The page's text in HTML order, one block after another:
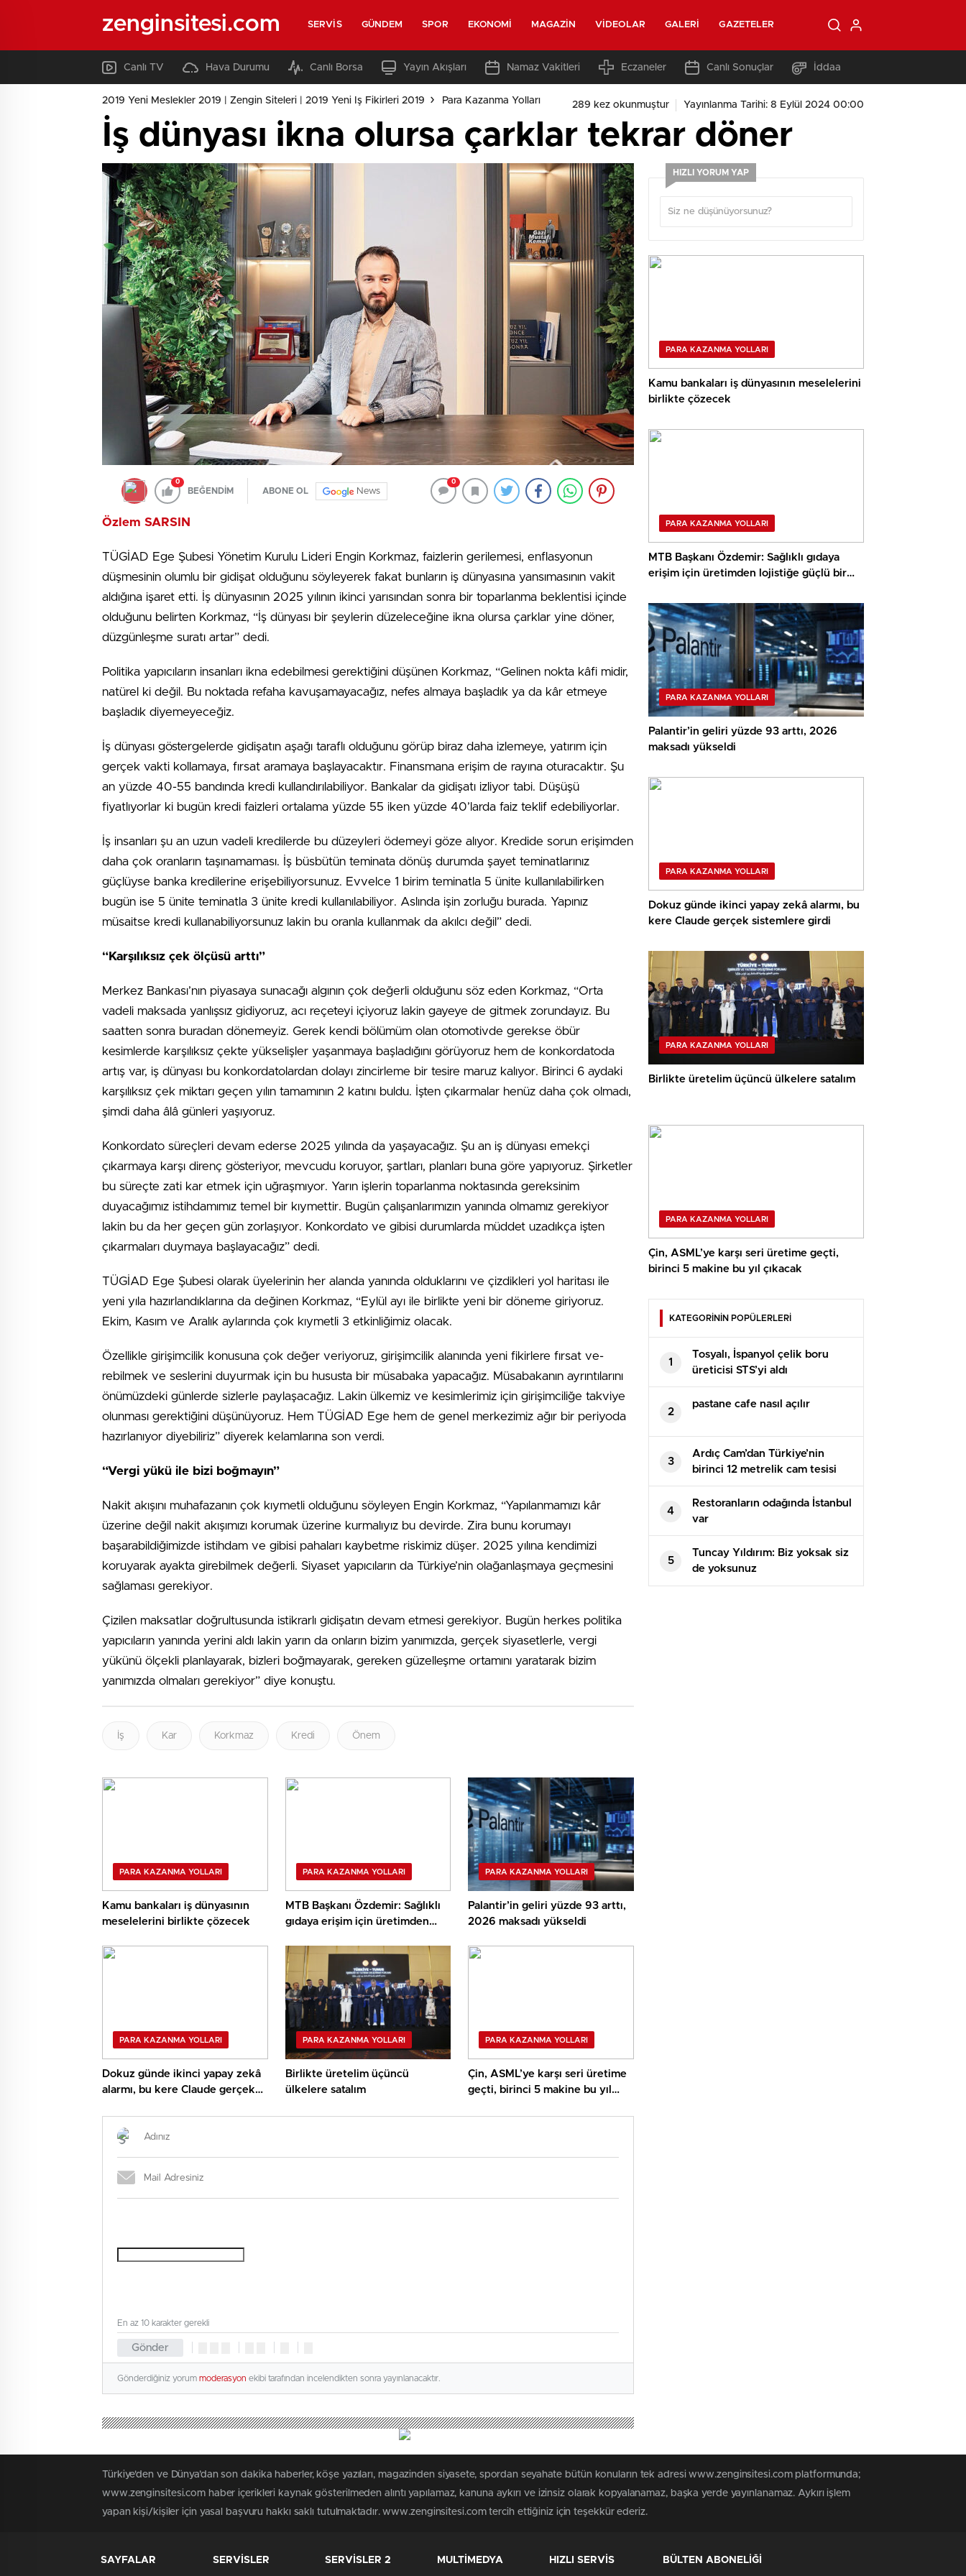
zenginsitesi.com SERVIS GÜNDEM SPOR EKONOMI MAGAZIN VIDEOLAR GALERI GAZETELER
Canlı TV Hava Durumu Canlı Borsa Yayın Akışları Namaz Vakitleri Eczaneler Canlı Sonuçlar İddaa
2019 Yeni Meslekler 2019 | Zengin Siteleri | 2019 Yeni Iş Fikirleri 2019 Para Kazanma Yolları 289 kez okunmuştur Yayınlanma Tarihi: 8 Eylül 2024 00:00
İş dünyası ikna olursa çarklar tekrar döner
0
BEĞENDİM ABONE OL News
0
Özlem SARSIN
TÜGİAD Ege Şubesi Yöne­tim Kurulu Lideri Engin Korkmaz, faizlerin geri­lemesi, enflasyonun
düşmesinin olumlu bir gidişat olduğunu söy­leyerek fakat bunların iş dünya­sına yansımasının vakit
aldığı­na işaret etti. İş dünyasının 2025 yılının ikinci yarısından sonra bir toparlanma beklentisi içinde
olduğunu belirten Korkmaz, “İş dünyası bir şeylerin düzeleceğine ikna olursa çarklar yine dö­ner,
düzgünleşme suratı artar” dedi.
Politika yapıcıların insanları ikna edebilmesi gerektiğini dü­şünen Korkmaz, “Gelinen nok­ta kâfi midir,
natürel ki değil. Bu noktada refaha kavuşamayaca­ğız, nefes almaya başladık ya da kâr etmeye
başladık diyemeyece­ğiz.
İş dünyası göstergelerde gidi­şatın aşağı taraflı olduğunu görüp biraz daha izlemeye, yatırım için
gerçek vakti kollamaya, fırsat aramaya başlayacaktır. Finans­mana erişim de rayına oturacak­tır. Şu
an yüzde 40-55 bandında kredi kullandırılabiliyor. Banka­lar da gidişatı izliyor tabi. Düşüşü
fiyatlıyorlar ki bugün kredi faiz­leri ortalama yüzde 55 iken yüz­de 40’larda faiz teklif edebiliyor­lar.
İş insanları şu an uzun vadeli kredilerde bu düzeyleri ödeme­yi göze alıyor. Kredide sorun eri­şimden
daha çok oranların taşı­namaması. İş büsbütün teminata dönüş durumda şayet teminatla­rınız
güçlüyse banka kredilerine erişebiliyorsunuz. Evvelce 1 bi­rim teminatla 5 ünite kullanılabi­lirken
bugün ise 5 ünite teminat­la 3 ünite kredi kullanılabiliyor. Aslında işin zorluğu burada. Ya­pınız
müsaitse kredi kullanabili­yorsunuz lakin bu oranla kullan­mak da akılcı değil” dedi.
“Karşılıksız çek ölçüsü arttı”
Merkez Bankası’nın piyasaya sunacağı algının çok değerli ol­duğunu söz eden Korkmaz, “Or­ta
vadeli maksada yanlışsız gidiyoruz, acı reçeteyi içiyoruz lakin gayeye de gitmek zorundayız. Bu
saatten sonra buradan dönemeyiz. Gerek kendi bölümüm olan otomotivde gerekse öbür
kesimlerde karşı­lıksız çekte yükselişler yaşanma­ya başladığını görüyoruz hem de konkordatoda
artış var, iş dünyası bu konkordatolardan dolayı zin­cirleme bir tesire maruz kalıyor. Birinci 6 aydaki
karşılıksız çek mik­tarı geçen yılın tamamının 2 ka­tını buldu. İşten çıkarmalar he­nüz daha çok olmadı,
şimdi daha âlâ günleri yaşıyoruz.
Konkorda­to süreçleri devam ederse 2025 yılında da yaşayacağız. Şu an iş dünyası emekçi
çıkarmaya karşı di­renç gösteriyor, mevcudu koru­yor, şartları, planları buna gö­re yapıyoruz. Şirketler
bu süreçte zati kar etmek için uğraşmıyor. Yarın işlerin toparlanma nokta­sında gereksinim
duyacağımız istih­damımız temel bir kıymettir. Bu­gün çalışanlarımızın yanında ol­mamız gerekiyor
lakin bu da her geçen gün zorlaşıyor. Konkorda­to ve gibisi durum­larda müddet uzadıkça işten
çıkarmaları duymaya başla­yacağız” dedi.
TÜGİAD Ege Şubesi olarak üyelerinin her alanda yanın­da olduklarını ve çizdikleri yol haritası ile
yeni yıla ha­zırlandık­larına da değinen Kork­maz, “Eylül ayı ile birlik­te yeni bir döne­me giriyoruz.
Ekim, Kasım ve Aralık aylarında çok kıymetli 3 etkinliğimiz olacak.
Özellikle girişimcilik konusuna çok değer veriyoruz, girişimcilik alanında yeni fikirlere fırsat ve­
rebilmek ve seslerini duyurmak için bu hususta bir müsabaka ya­pacağız. Müsabakanın ayrıntıları­nı
önümüzdeki günlerde sizler­le paylaşacağız. Lakin ülkemiz ve kesimlerimiz için girişimciliğe takviye
olunması gerektiğini dü­şünüyoruz. Hem TÜGİAD Ege hem de genel merkezimiz ağır bir periyoda
hazırlanıyor diyebi­liriz” diyerek kelamlarına son verdi.
“Vergi yükü ile bizi boğmayın”
Nakit akışını muhafazanın çok kıymetli olduğunu söyleyen En­gin Korkmaz, “Yapılanmamızı kâr
üzerine değil nakit akışımızı korumak üzerine kurmalıyız bu devirde. Zira bunu koruma­yı
başarabildiğimizde istihdam ve gibisi pahaları kaybetme riskimiz düşer. 2025 yılına ken­dimizi
koruyarak ayakta girebil­mek değerli. Siyaset yapıcıların da Türkiye’nin olağanlaşmaya geçmesini
sağlaması gerekiyor.
Çizilen maksatlar doğrultusunda istikrarlı gidişatın devam etme­si gerekiyor. Bugün herkes po­litika
yapıcıların yanında yerini aldı lakin yarın da onların bizim yanımızda, gerçek siyasetlerle, vergi
yükünü ölçekli planlaya­rak, bizleri boğmayarak, gere­ken güzelleşme ortamını yaratarak bizim
yanımızda olmaları gere­kiyor” diye konuştu.
İş Kar Korkmaz Kredi Önem
PARA KAZANMA YOLLARI
Kamu bankaları iş dünyasının
meselelerini birlikte çözecek
PARA KAZANMA YOLLARI
MTB Başkanı Özdemir: Sağlıklı
gıdaya erişim için üretimden
kaide
PARA KAZANMA YOLLARI
Palantir’in geliri yüzde 93 arttı,
2026 maksadı yükseldi
PARA KAZANMA YOLLARI
Dokuz günde ikinci yapay zekâ
alarmı, bu kere Claude gerçek
PARA KAZANMA YOLLARI
Birlikte üretelim üçüncü
ülkelere satalım
PARA KAZANMA YOLLARI
Çin, ASML’ye karşı seri üretime
geçti, birinci 5 makine bu yıl
Gönder
En az 10 karakter gerekli
Gönderdiğiniz yorum moderasyon ekibi tarafından incelendikten sonra yayınlanacaktır.
HIZLI YORUM YAP
PARA KAZANMA YOLLARI
Kamu bankaları iş dünyasının meselelerini
birlikte çözecek
PARA KAZANMA YOLLARI
MTB Başkanı Özdemir: Sağlıklı gıdaya
erişim için üretimden lojistiğe güçlü bir
PARA KAZANMA YOLLARI
Palantir’in geliri yüzde 93 arttı, 2026
maksadı yükseldi
PARA KAZANMA YOLLARI
Dokuz günde ikinci yapay zekâ alarmı, bu
kere Claude gerçek sistemlere girdi
PARA KAZANMA YOLLARI
Birlikte üretelim üçüncü ülkelere satalım
PARA KAZANMA YOLLARI
Çin, ASML’ye karşı seri üretime geçti,
birinci 5 makine bu yıl çıkacak
KATEGORİNİN POPÜLERLERİ
1
Tosyalı, İspanyol çelik boru
üreticisi STS’yi aldı
2
pastane cafe nasıl açılır
3
Ardıç Cam’dan Türkiye’nin
birinci 12 metrelik cam tesisi
4
Restoranların odağında İstanbul
var
5
Tuncay Yıldırım: Biz yoksak siz
de yoksunuz
Türkiye'den ve Dünya’dan son dakika haberler, köşe yazıları, magazinden siyasete, spordan seyahate bütün konuların tek adresi www.zenginsitesi.com platformunda;
www.zenginsitesi.com haber içerikleri kaynak gösterilmeden alıntı yapılamaz, kanuna aykırı ve izinsiz olarak kopyalanamaz, başka yerde yayınlanamaz. Aykırı işlem
yapan kişi/kişiler için yasal başvuru hakkı saklı tutulmaktadır. www.zenginsitesi.com tercih ettiğiniz için teşekkür ederiz.
SAYFALAR SERVİSLER SERVİSLER 2 MULTİMEDYA HIZLI SERVİS BÜLTEN ABONELİĞİ